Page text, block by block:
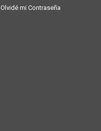
Olvidé mi Contraseña